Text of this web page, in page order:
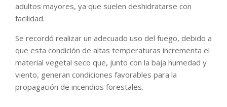
adultos mayores, ya que suelen deshidratarse con
facilidad.
Se recordó realizar un adecuado uso del fuego, debido a
que esta condición de altas temperaturas incrementa el
material vegetal seco que, junto con la baja humedad y
viento, generan condiciones favorables para la
propagación de incendios forestales.